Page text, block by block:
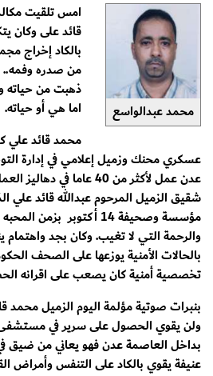
محمد عبدالواسع
امس تلقيت
قائد على وكان
بالكاد إخراج
من صدره
ذهبت من حياته
اما هي أو حياته.
محمد قائد علي
عسكري محنك وزميل إعلامي في إدارة
عدن عمل لأكثر من 40 عاما
شقيق الزميل المرحوم عبدالله قائد علي
مؤسسة وصحيفة 14 أكتوبر
والرحمة التي لا تغيب. وكان بجد واهتمام
بالحالات الأمنية يوزعها على الصحف
تخصصية أمنية كان يصعب على اقرانه
بنبرات صوتية مؤلمة اليوم الزميل
ولن يقوي الحصول على سرير في
بداخل العاصمة عدن فهو يعاني من ضيق
عنيفة يقوي بالكاد على التنفس وأمراض